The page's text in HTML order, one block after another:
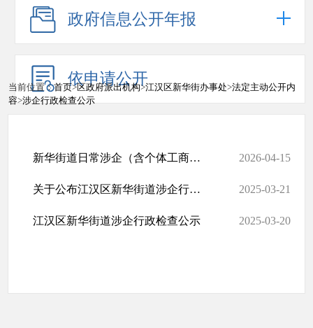
政府信息公开年报
依申请公开
当前位置：首页>区政府派出机构>江汉区新华街办事处>法定主动公开内
容>涉企行政检查公示
新华街道日常涉企（含个体工商户）行政检查计划 2026-04-15
关于公布江汉区新华街道涉企行政执法突出问题投诉举报方式的公告 2025-03-21
江汉区新华街道涉企行政检查公示 2025-03-20